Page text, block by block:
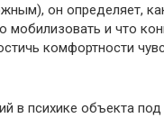
он определяет,
мобилизовать и что
комфортности
в психике объекта под